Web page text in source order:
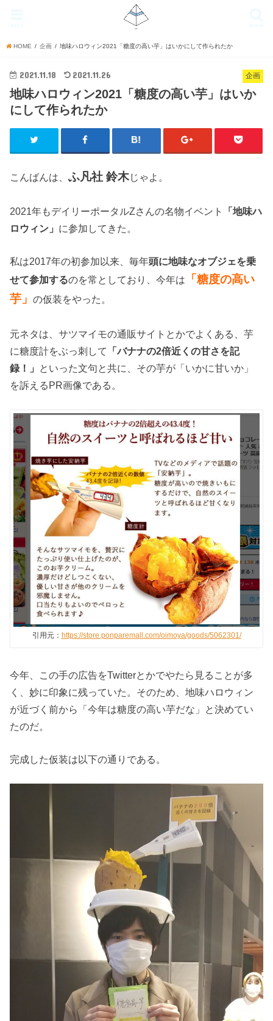
HOME 企画 地味ハロウィン2021「糖度の高い芋」はいかにして作られたか
企画
2021.11.18 2021.11.26
地味ハロウィン2021「糖度の高い芋」はいか
にして作られたか
こんばんは、ふ凡社 鈴木じゃよ。
2021年もデイリーポータルZさんの名物イベント
「地味ハ
ロウィン」 に参加してきた。
私は2017年の初参加以来、毎年頭に地味なオブジェを乗
せて参加するのを常としており、今年は
「糖度の高い
芋」の仮装をやった。
元ネタは、サツマイモの通販サイトとかでよくある、芋
に糖度計をぶっ刺して
「バナナの2倍近くの甘さを記
録！」 といった文句と共に、その芋が「いかに甘いか」
を訴えるPR画像である。
引用元： https://store.ponparemall.com/oimoya/goods/5062301/
今年、この手の広告をTwitterとかでやたら見ることが多
く、妙に印象に残っていた。そのため、地味ハロウィン
が近づく前から「今年は糖度の高い芋だな」と決めてい
たのだ。
完成した仮装は以下の通りである。